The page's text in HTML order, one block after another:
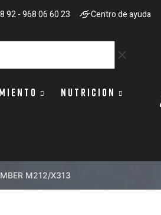
92 - 968 06 60 23 Centro de ayuda
clear
NUTRICION
M212/X313